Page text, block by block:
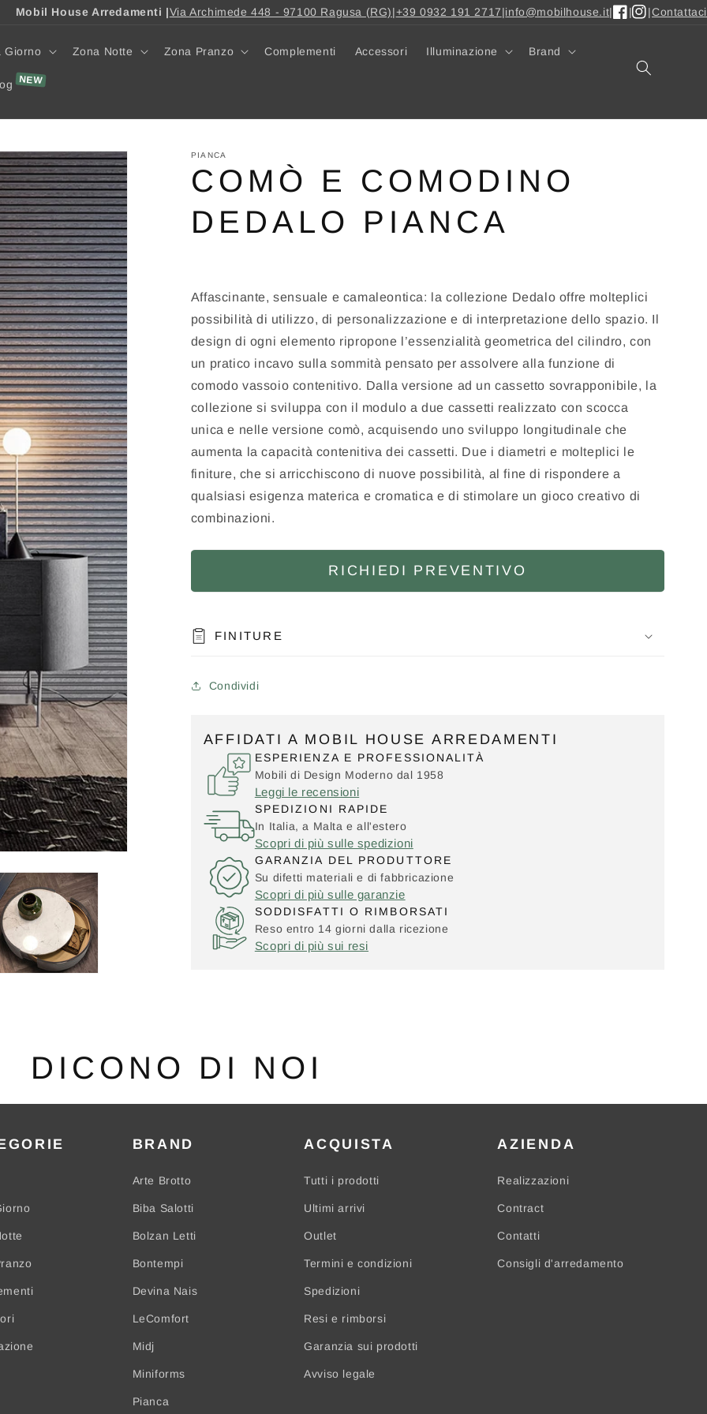
Mobil House Arredamenti |Via Archimede 448 - 97100 Ragusa (RG)|+39 0932 191 2717|info@mobilhouse.it|
|
|Contattaci
Giorno Zona Notte Zona Pranzo Complementi Accessori Illuminazione Brand
PIANCA
COMÒ E COMODINO
DEDALO PIANCA
Affascinante, sensuale e camaleontica: la collezione Dedalo offre molteplici
possibilità di utilizzo, di personalizzazione e di interpretazione dello spazio. Il
design di ogni elemento ripropone l’essenzialità geometrica del cilindro, con
un pratico incavo sulla sommità pensato per assolvere alla funzione di
comodo vassoio contenitivo. Dalla versione ad un cassetto sovrapponibile, la
collezione si sviluppa con il modulo a due cassetti realizzato con scocca
unica e nelle versione comò, acquisendo uno sviluppo longitudinale che
aumenta la capacità contenitiva dei cassetti. Due i diametri e molteplici le
finiture, che si arricchiscono di nuove possibilità, al fine di rispondere a
qualsiasi esigenza materica e cromatica e di stimolare un gioco creativo di
combinazioni.
RICHIEDI PREVENTIVO
FINITURE
Condividi
AFFIDATI A MOBIL HOUSE ARREDAMENTI
ESPERIENZA E PROFESSIONALITÀ
Mobili di Design Moderno dal 1958
Leggi le recensioni
SPEDIZIONI RAPIDE
In Italia, a Malta e all'estero
Scopri di più sulle spedizioni
GARANZIA DEL PRODUTTORE
Su difetti materiali e di fabbricazione
Scopri di più sulle garanzie
SODDISFATTI O RIMBORSATI
Reso entro 14 giorni dalla ricezione
Scopri di più sui resi
DICONO DI NOI
BRAND
Arte Brotto
Biba Salotti
Bolzan Letti
Bontempi
Devina Nais
LeComfort
Midj
Miniforms
Pianca
ACQUISTA
Tutti i prodotti
Ultimi arrivi
Outlet
Termini e condizioni
Spedizioni
Resi e rimborsi
Garanzia sui prodotti
Avviso legale
AZIENDA
Realizzazioni
Contract
Contatti
Consigli d'arredamento